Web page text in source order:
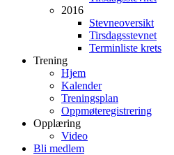
2016
Stevneoversikt
Tirsdagsstevnet
Terminliste krets
Trening
Hjem
Kalender
Treningsplan
Oppmøteregistrering
Opplæring
Video
Bli medlem